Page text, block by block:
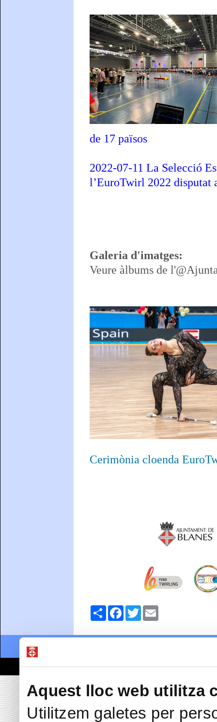
Aquest lloc web utilitza
Utilitzem galetes per
de 17 països
2022-07-11 La Selecció
l’EuroTwirl 2022 disputat
Galeria d'imatges:
Veure àlbums de
Cerimònia cloenda
ComparteixFacebookTwitter